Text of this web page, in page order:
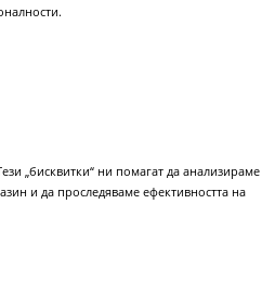
„бисквитки“ ни помагат да анализираме
и да проследяваме ефективността на